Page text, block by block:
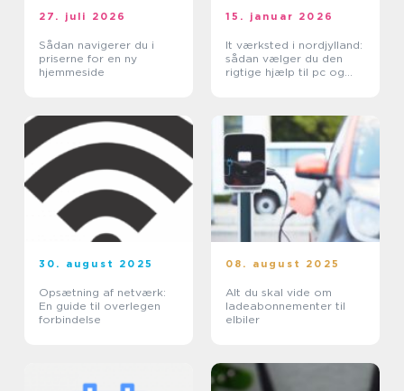
27. juli 2026
Sådan navigerer du i
priserne for en ny
hjemmeside
15. januar 2026
It værksted i nordjylland:
sådan vælger du den
rigtige hjælp til pc og
30. august 2025
Opsætning af netværk:
En guide til overlegen
forbindelse
08. august 2025
Alt du skal vide om
ladeabonnementer til
elbiler